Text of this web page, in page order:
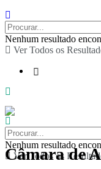
Nenhum resultado
Ver Todos os
Nenhum resultado
Ver Todos os
Câmara de